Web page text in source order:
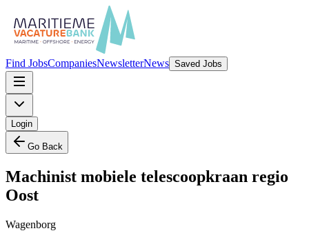
Find JobsCompaniesNewsletterNews Saved Jobs
Login
Go Back
Machinist mobiele telescoopkraan regio
Oost
Wagenborg